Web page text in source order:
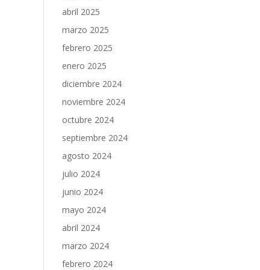
abril 2025
marzo 2025
febrero 2025
enero 2025
diciembre 2024
noviembre 2024
octubre 2024
septiembre 2024
agosto 2024
julio 2024
junio 2024
mayo 2024
abril 2024
marzo 2024
febrero 2024